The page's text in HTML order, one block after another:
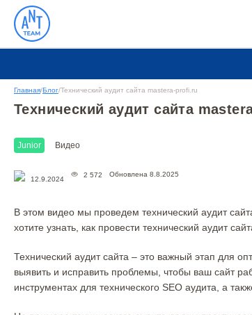
Главная/Блог/Технический аудит сайта mastera-profi.ru
Технический аудит сайта
Junior Видео
12.9.2024
2 572 Обновлена 8.8.2025
В этом видео мы проведем технический аудит
хотите узнать, как провести технический аудит
Технический аудит сайта – это важный этап для
выявить и исправить проблемы, чтобы ваш сайт
инструментах для технического SEO аудита, а